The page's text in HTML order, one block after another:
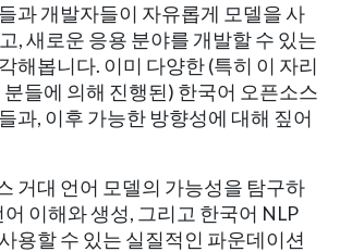
과 개발자들이 자유롭게 모델을 사
, 새로운 응용 분야를 개발할 수 있는
해봅니다. 이미 다양한 (특히 이 자리
분들에 의해 진행된) 한국어 오픈소스
과, 이후 가능한 방향성에 대해 짚어
거대 언어 모델의 가능성을 탐구하
어 이해와 생성, 그리고 한국어 NLP
용할 수 있는 실질적인 파운데이션